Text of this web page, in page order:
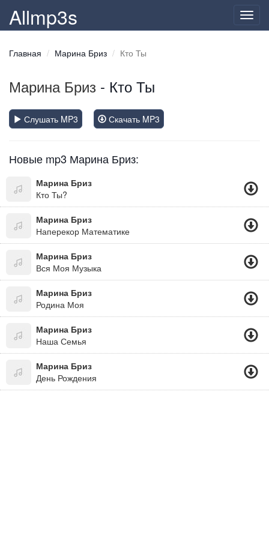
Allmp3s
Главная Марина Бриз Кто Ты
Марина Бриз - Кто Ты
Слушать MP3 Скачать MP3
Новые mp3 Марина Бриз:
Марина Бриз
Кто Ты?
Марина Бриз
Наперекор Математике
Марина Бриз
Вся Моя Музыка
Марина Бриз
Родина Моя
Марина Бриз
Наша Семья
Марина Бриз
День Рождения